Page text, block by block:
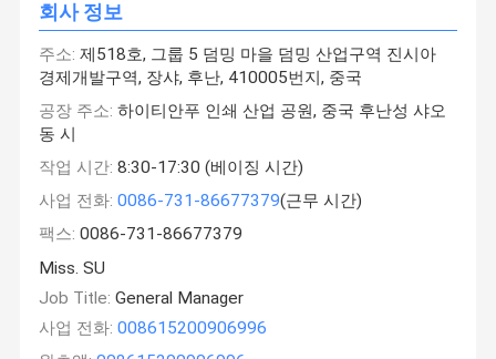
회사 정보
주소: 제518호, 그룹 5 덤밍 마을 덤밍 산업구역 진시아
경제개발구역, 장샤, 후난, 410005번지, 중국
공장 주소: 하이티안푸 인쇄 산업 공원, 중국 후난성 샤오
동 시
작업 시간: 8:30-17:30 (베이징 시간)
사업 전화: 0086-731-86677379(근무 시간)
팩스: 0086-731-86677379
Miss. SU
Job Title: General Manager
사업 전화: 008615200906996